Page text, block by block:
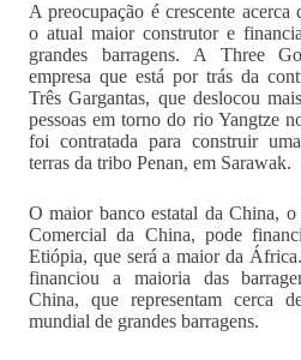
A preocupação é crescente acerca
o atual maior construtor e
grandes barragens. A Three
empresa que está por trás da
Três Gargantas, que deslocou
pessoas em torno do rio Yangtze
foi contratada para construir
terras da tribo Penan, em Sarawak.
O maior banco estatal da China,
Comercial da China, pode
Etiópia, que será a maior da
financiou a maioria das
China, que representam cerca
mundial de grandes barragens.